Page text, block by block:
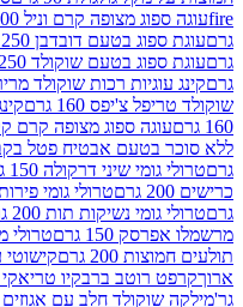
מצופה קרם וניל 300 גרם
בטעם דובדבן 250 גרם
בטעם שוקולד 250 גרם
רכות שוקולד מריר צ'יפס 160 גרם
160 גרם
קינג עוגיות
ספוג מצופה קרם קקאו 300 גרם
אבטיח פטל בקבוקון 67 גרם
שיני דרקולה 150 גרם
טרולי סופר
טרולי גומי פירות ים 175 גרם
נשיקות תות 200 גרם
טרולי גומי
גרם
טרולי מרשמלו תפוח 150
גרם
ברבקיו טריאקי מתוק 510 מ"ל
חלב עם אגוזים 90 גרם